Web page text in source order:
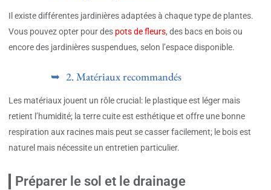
Il existe différentes jardinières adaptées à chaque type de plantes.
Vous pouvez opter pour des pots de fleurs, des bacs en bois ou
encore des jardinières suspendues, selon l’espace disponible.
2. Matériaux recommandés
Les matériaux jouent un rôle crucial: le plastique est léger mais
retient l’humidité; la terre cuite est esthétique et offre une bonne
respiration aux racines mais peut se casser facilement; le bois est
naturel mais nécessite un entretien particulier.
Préparer le sol et le drainage